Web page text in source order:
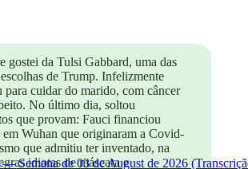
— Semana de 03 de August de 2026
gostei da Tulsi Gabbard, uma das
de Trump. Infelizmente
para cuidar do marido, com câncer
No último dia, soltou
que provam: Fauci financiou
em Wuhan que originaram a Covid-
que admitiu ter inventado, na
idiotas de máscara e